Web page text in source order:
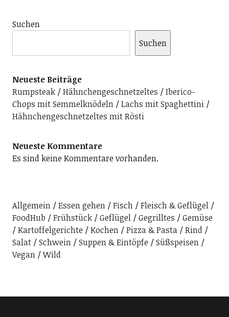
Suchen
Suchen
Neueste Beiträge
Rumpsteak
Hähnchengeschnetzeltes
Iberico-
Chops mit Semmelknödeln
Lachs mit Spaghettini
Hähnchengeschnetzeltes mit Rösti
Neueste Kommentare
Es sind keine Kommentare vorhanden.
Allgemein Essen gehen Fisch
Fleisch & Geflügel
FoodHub
Frühstück Geflügel Gegrilltes
Gemüse
Kartoffelgerichte
Kochen Pizza & Pasta
Rind
Salat
Schwein Suppen & Eintöpfe
Süßspeisen
Vegan
Wild